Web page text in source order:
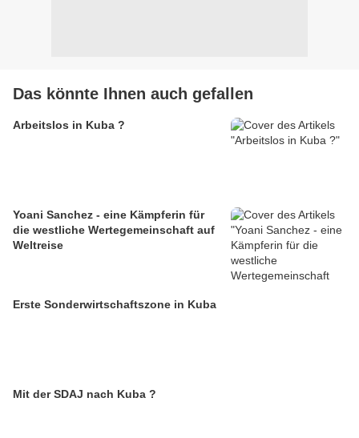
Das könnte Ihnen auch gefallen
Arbeitslos in Kuba ?
Yoani Sanchez - eine Kämpferin für
die westliche Wertegemeinschaft auf
Weltreise
Erste Sonderwirtschaftszone in Kuba
Mit der SDAJ nach Kuba ?